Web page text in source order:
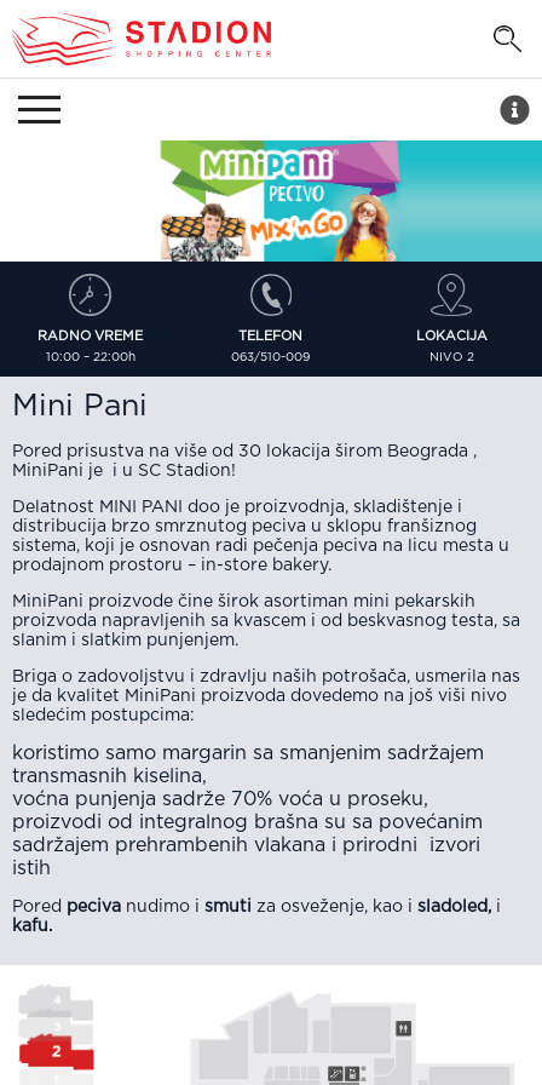
RADNO VREME
10:00 – 22:00h
TELEFON
063/510-009
LOKACIJA
NIVO 2
Mini Pani
Pored prisustva na više od 30 lokacija širom Beograda ,
MiniPani je i u SC Stadion!
Delatnost MINI PANI doo je proizvodnja, skladištenje i
distribucija brzo smrznutog peciva u sklopu franšiznog
sistema, koji je osnovan radi pečenja peciva na licu mesta u
prodajnom prostoru – in-store bakery.
MiniPani proizvode čine širok asortiman mini pekarskih
proizvoda napravljenih sa kvascem i od beskvasnog testa, sa
slanim i slatkim punjenjem.
Briga o zadovoljstvu i zdravlju naših potrošača, usmerila nas
je da kvalitet MiniPani proizvoda dovedemo na još viši nivo
sledećim postupcima:
koristimo samo margarin sa smanjenim sadržajem
transmasnih kiselina,
voćna punjenja sadrže 70% voća u proseku,
proizvodi od integralnog brašna su sa povećanim
sadržajem prehrambenih vlakana i prirodni izvori
istih
Pored peciva nudimo i smuti za osveženje, kao i sladoled, i
kafu.